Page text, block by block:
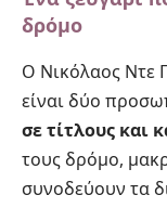
δρόμο
Ο Νικόλαος Ντε
είναι δύο
σε τίτλους και
τους δρόμο,
συνοδεύουν τα